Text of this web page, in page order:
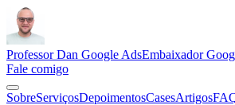
Professor Dan Google AdsEmbaixador
Fale comigo
SobreServiçosDepoimentosCasesArtigos